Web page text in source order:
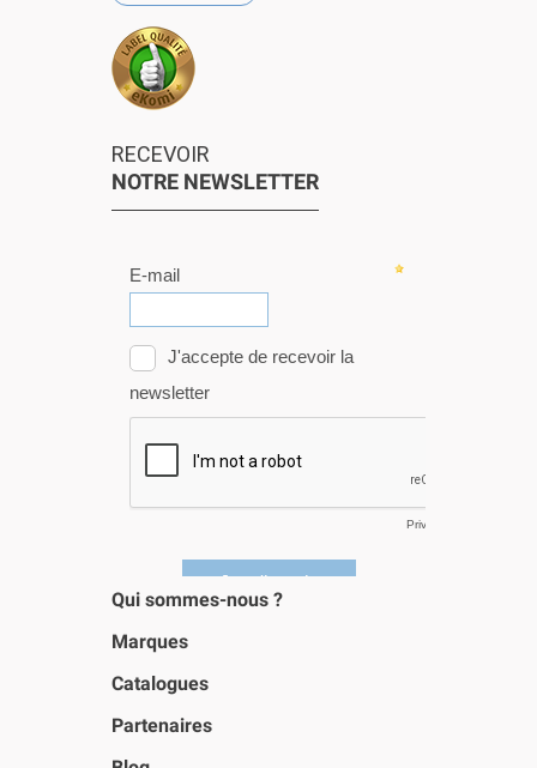
RECEVOIR
NOTRE NEWSLETTER
Qui sommes-nous ?
Marques
Catalogues
Partenaires